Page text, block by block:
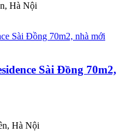
Hà Nội
Sài Đồng 70m2,
Hà Nội